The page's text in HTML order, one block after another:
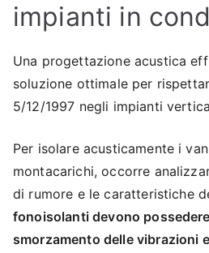
impianti in
Una progettazione acustica
soluzione ottimale per
5/12/1997 negli impianti
Per isolare acusticamente i
montacarichi, occorre
di rumore e le caratteristiche
fonoisolanti devono
smorzamento delle vibrazioni